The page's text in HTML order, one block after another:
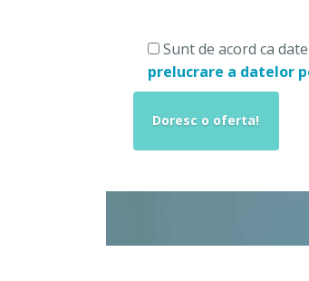
Sunt de acord ca
prelucrare a datelor